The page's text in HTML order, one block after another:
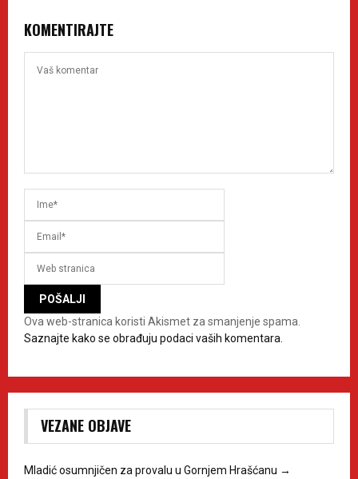
KOMENTIRAJTE
Ova web-stranica koristi Akismet za smanjenje spama.
Saznajte kako se obrađuju podaci vaših komentara.
VEZANE OBJAVE
Mladić osumnjičen za provalu u Gornjem Hrašćanu →